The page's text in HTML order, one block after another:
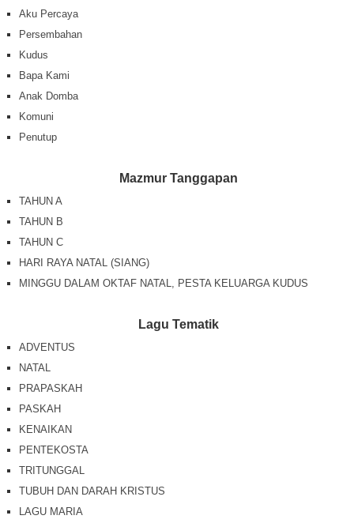
Aku Percaya
Persembahan
Kudus
Bapa Kami
Anak Domba
Komuni
Penutup
Mazmur Tanggapan
TAHUN A
TAHUN B
TAHUN C
HARI RAYA NATAL (SIANG)
MINGGU DALAM OKTAF NATAL, PESTA KELUARGA KUDUS
Lagu Tematik
ADVENTUS
NATAL
PRAPASKAH
PASKAH
KENAIKAN
PENTEKOSTA
TRITUNGGAL
TUBUH DAN DARAH KRISTUS
LAGU MARIA